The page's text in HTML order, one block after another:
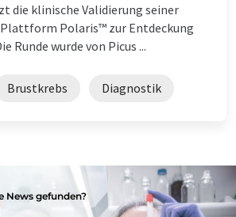
die klinische Validierung seiner
Polaris™ zur Entdeckung
Runde wurde von Picus ...
Brustkrebs Diagnostik
News gefunden?